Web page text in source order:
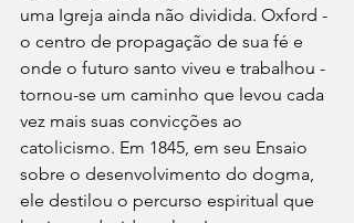
uma Igreja ainda não dividida. Oxford -
o centro de propagação de sua fé e
onde o futuro santo viveu e trabalhou -
tornou-se um caminho que levou cada
vez mais suas convicções ao
catolicismo. Em 1845, em seu Ensaio
sobre o desenvolvimento do dogma,
ele destilou o percurso espiritual que